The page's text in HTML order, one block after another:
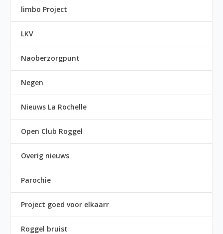
limbo Project
LKV
Naoberzorgpunt
Negen
Nieuws La Rochelle
Open Club Roggel
Overig nieuws
Parochie
Project goed voor elkaarr
Roggel bruist